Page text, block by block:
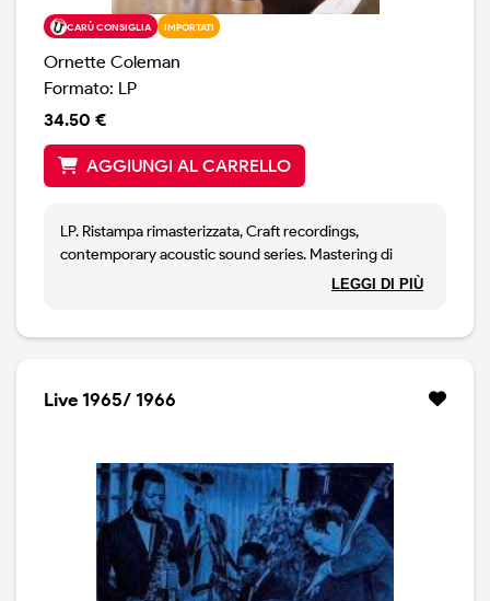
CARÙ CONSIGLIA IMPORTATI
Ornette Coleman
Formato: LP
34.50 €
AGGIUNGI AL CARRELLO
LP. Ristampa rimasterizzata, Craft recordings,
contemporary acoustic sound series. Mastering di
LEGGI DI PIÙ
Live 1965/ 1966